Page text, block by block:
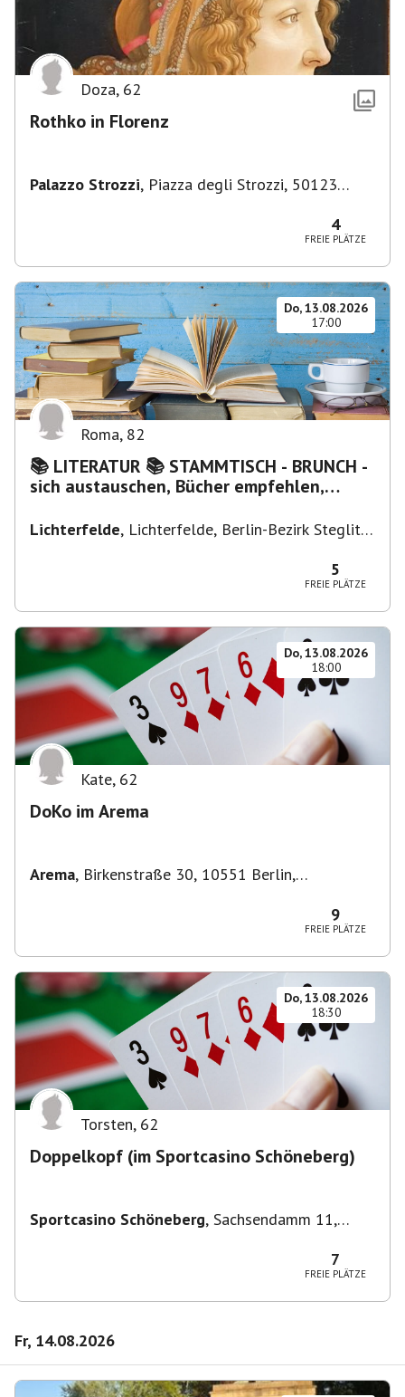
Doza, 62
Rothko in Florenz
Palazzo Strozzi, Piazza degli Strozzi, 50123
4
FREIE PLÄTZE
Do, 13.08.2026
17:00
Roma, 82
📚 LITERATUR 📚 STAMMTISCH - BRUNCH -
sich austauschen, Bücher empfehlen,
Lichterfelde, Lichterfelde, Berlin-Bezirk Steglitz-
5
FREIE PLÄTZE
Do, 13.08.2026
18:00
Kate, 62
DoKo im Arema
Arema, Birkenstraße 30, 10551 Berlin,
9
FREIE PLÄTZE
Do, 13.08.2026
18:30
Torsten, 62
Doppelkopf (im Sportcasino Schöneberg)
Sportcasino Schöneberg, Sachsendamm 11,
7
FREIE PLÄTZE
Fr, 14.08.2026